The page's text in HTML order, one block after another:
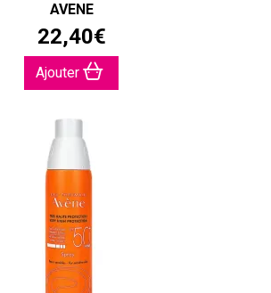
AVENE
22,40€
Ajouter